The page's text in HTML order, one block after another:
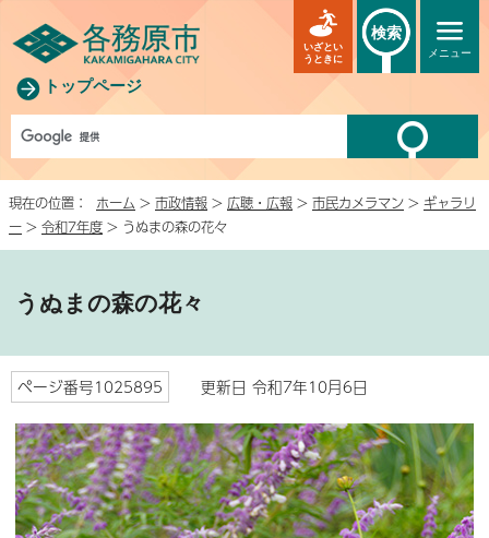
トップページ
メニュー
いざとい
うときに
検索
現在の位置： ホーム > 市政情報 > 広聴・広報 > 市民カメラマン > ギャラリ
ー > 令和7年度 > うぬまの森の花々
うぬまの森の花々
ページ番号1025895 更新日 令和7年10月6日